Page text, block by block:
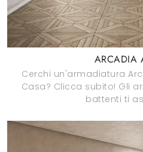
ARCADIA
Cerchi un'armadiatura
Casa? Clicca subito! Gli
battenti ti